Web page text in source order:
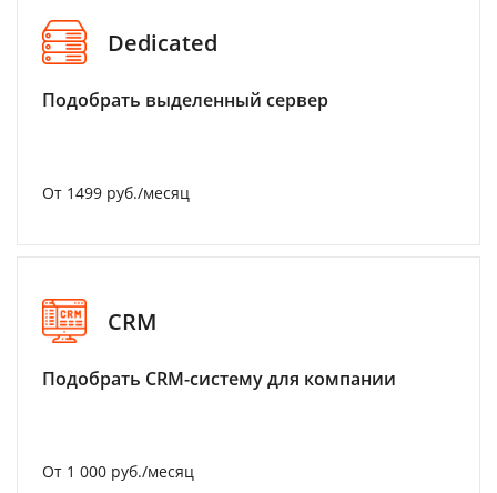
Dedicated
Подобрать выделенный сервер
От 1499 руб./месяц
CRM
Подобрать CRM-систему для компании
От 1 000 руб./месяц